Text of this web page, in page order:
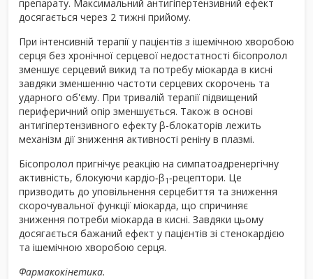
препарату. Максимальний антигіпертензивний ефект
досягається через 2 тижні прийому.
При інтенсивній терапії у пацієнтів з ішемічною хворобою
серця без хронічної серцевої недостатності бісопролол
зменшує серцевий викид та потребу міокарда в кисні
завдяки зменшенню частоти серцевих скорочень та
ударного об'єму. При тривалій терапії підвищений
периферичний опір зменшується. Також в основі
антигіпертензивного ефекту β-блокаторів лежить
механізм дії зниження активності реніну в плазмі.
Бісопролол пригнічує реакцію на симпатоадренергічну
активність, блокуючи кардіо‑β1‑рецептори. Це
призводить до уповільнення серцебиття та зниження
скорочувальної функції міокарда, що спричиняє
зниження потреби міокарда в кисні. Завдяки цьому
досягається бажаний ефект у пацієнтів зі стенокардією
та ішемічною хворобою серця.
Фармакокінетика.